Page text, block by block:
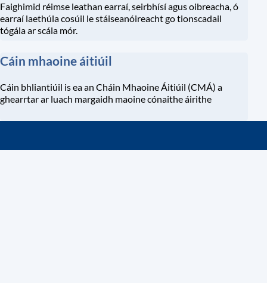
Faighimid réimse leathan earraí, seirbhísí agus oibreacha, ó
earraí laethúla cosúil le stáiseanóireacht go tionscadail
tógála ar scála mór.
Cáin mhaoine áitiúil
Cáin bhliantiúil is ea an Cháin Mhaoine Áitiúil (CMÁ) a
ghearrtar ar luach margaidh maoine cónaithe áirithe